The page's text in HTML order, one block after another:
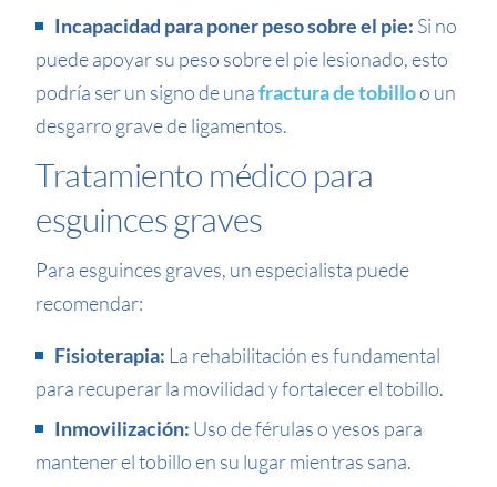
Incapacidad para poner peso sobre el pie: Si no
puede apoyar su peso sobre el pie lesionado, esto
podría ser un signo de unafractura de tobilloo un
desgarro grave de ligamentos.
Tratamiento médico para
esguinces graves
Para esguinces graves, un especialista puede
recomendar:
Fisioterapia: La rehabilitación es fundamental
para recuperar la movilidad y fortalecer el tobillo.
Inmovilización: Uso de férulas o yesos para
mantener el tobillo en su lugar mientras sana.